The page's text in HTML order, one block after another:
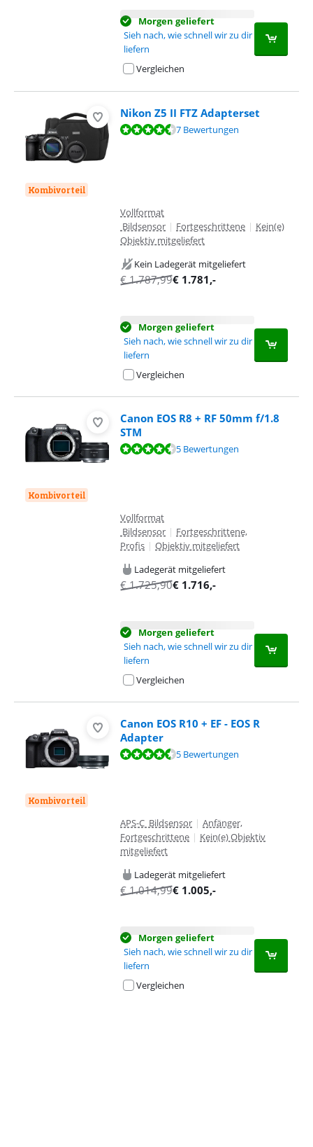
Morgen geliefert
Sieh nach, wie schnell wir zu dir
liefern
Vergleichen
Kombivorteil
Nikon Z5 II FTZ Adapterset
Bewertet mit 9,3 von 10, basierend auf 7 Bewertungen.
7 Bewertungen
Vollformat
Bildsensor | Fortgeschrittene | Kein(e)
Objektiv mitgeliefert
Kein Ladegerät mitgeliefert
€1.787,99€ 1.781,-
Morgen geliefert
Sieh nach, wie schnell wir zu dir
liefern
Vergleichen
Kombivorteil
Canon EOS R8 + RF 50mm f/1.8
STM
Bewertet mit 9,4 von 10, basierend auf 5 Bewertungen.
5 Bewertungen
Vollformat
Bildsensor | Fortgeschrittene,
Profis | Objektiv mitgeliefert
Ladegerät mitgeliefert
€1.725,90€ 1.716,-
Morgen geliefert
Sieh nach, wie schnell wir zu dir
liefern
Vergleichen
Kombivorteil
Canon EOS R10 + EF - EOS R
Adapter
Bewertet mit 8,5 von 10, basierend auf 5 Bewertungen.
5 Bewertungen
APS-C Bildsensor | Anfänger,
Fortgeschrittene | Kein(e) Objektiv
mitgeliefert
Ladegerät mitgeliefert
€1.014,99€ 1.005,-
Morgen geliefert
Sieh nach, wie schnell wir zu dir
liefern
Vergleichen